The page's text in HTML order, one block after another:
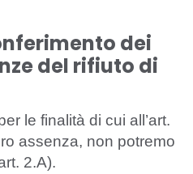
ferimento dei
nze del rifiuto di
er le fina ità di cui a ’art.
assenza, non potremo
rt. 2.A).